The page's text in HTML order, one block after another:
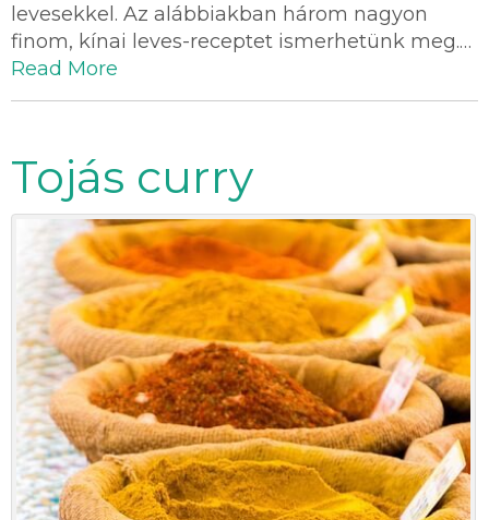
levesekkel. Az alábbiakban három nagyon
finom, kínai leves-receptet ismerhetünk meg.…
Read More
Tojás curry